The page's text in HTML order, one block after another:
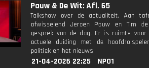
Pauw & De Wit: Afl. 65
Talkshow over de actualiteit. Aan
afwisselend Jeroen Pauw en Tim
gesprek van de dag. Er is ruimte
actuele duiding met de
politiek en het nieuws.
21-04-2026 22:25
NPO1